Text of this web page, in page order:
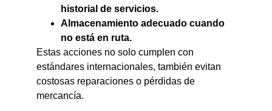
historial de servicios.
Almacenamiento adecuado cuando
no está en ruta.
Estas acciones no solo cumplen con
estándares internacionales, también evitan
costosas reparaciones o pérdidas de
mercancía.